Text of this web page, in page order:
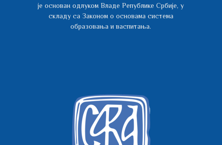
је основан одлуком Владе Републике Србије, у
складу са Законом о основама система
образовања и васпитања.